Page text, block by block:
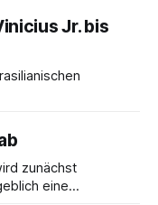
Jr. bis
zunächst
eine